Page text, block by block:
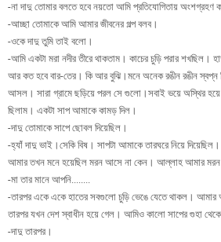
-না দাদু তোমার বলতে হবে নয়তো আমি প্রতিযোগিতায় অংশগ্রহণ
-আচ্ছা তোমাকে আমি আমার জীবনের গল্প বলব।
-ওকে দাদু তুমি তাই বলো।
-আমি একটা মরা নদীর তীরে থাকতাম। কাচের চুড়ি পরার শখছিল।
আর কত হবে বার-তের। কি আর বুঝি।মনে অনেক রঙীন রঙীন স্বপ্ন
আসল। সারা গ্রামে ছড়িয়ে পরল সে গুলো।সবাই ভয়ে অস্থির হয়ে
ছিলাম। একটা সাপ আমাকে কামড় দিল।
-দাদু তোমাকে সাপে ছোবল দিয়েছিল।
-হ্যাঁ দাদু ভাই।সেকি বিষ। সাপটা আমাকে তারঘরে নিয়ে
আমার তখন মনে হয়েছিল মরন আসে না কেন। আল্লাহ আমার মরন
-মা তার মানে আপনি........
-তারপর একে একে হাতের সবগুলো চুড়ি ভেঙে যেতে থাকল।
তারপর যখন দেশ স্বাধীন হয়ে গেল। আমিও কালো সাপের গুহা
-দাদু তারপর।